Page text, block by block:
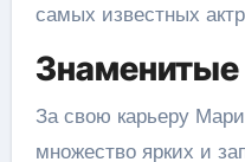
самых известных
Знаменитые
За свою карьеру
множество ярких и